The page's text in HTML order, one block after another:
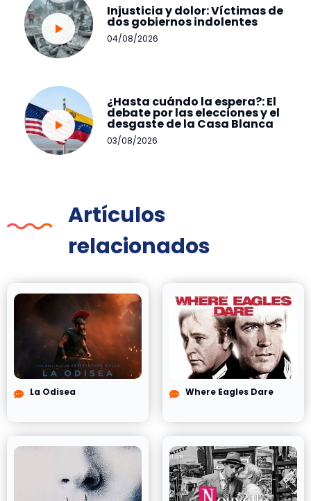
Injusticia y dolor: Víctimas de
dos gobiernos indolentes
04/08/2026
¿Hasta cuándo la espera?: El
debate por las elecciones y el
desgaste de la Casa Blanca
03/08/2026
Artículos
relacionados
La Odisea Where Eagles Dare